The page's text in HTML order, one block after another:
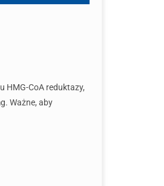
HMG-CoA reduktazy,
Ważne, aby